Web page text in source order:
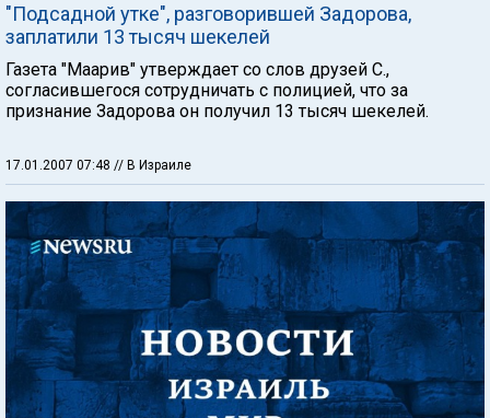
"Подсадной утке", разговорившей Задорова,
заплатили 13 тысяч шекелей
Газета "Маарив" утверждает со слов друзей С.,
согласившегося сотрудничать с полицией, что за
признание Задорова он получил 13 тысяч шекелей.
17.01.2007 07:48 // В Израиле